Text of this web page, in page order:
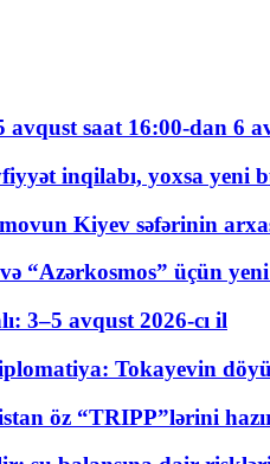
avqust saat 16:00-dan 6
inqilabı, yoxsa yeni
Kiyev səfərinin
“Azərkosmos” üçün
3–5 avqust 2026-cı il
Tokayevin döyüş
öz “TRIPP”lərini